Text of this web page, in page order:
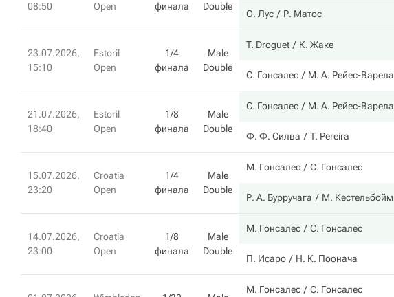
08:50
Open
финала
Double
О. Лус Р. Матос
23.07.2026,
15:10
Estoril
Open
1/4
финала
Male
Double
T. Droguet К. Жаке
С. Гонсалес М. А. Рейес-Варела
21.07.2026,
18:40
Estoril
Open
1/8
финала
Male
Double
С. Гонсалес М. А. Рейес-Варела
Ф. Ф. Силва T. Pereira
15.07.2026,
23:20
Croatia
Open
1/4
финала
Male
Double
М. Гонсалес С. Гонсалес
Р. А. Бурручага М. Кестельбойм
14.07.2026,
23:00
Croatia
Open
1/8
финала
Male
Double
М. Гонсалес С. Гонсалес
П. Исаро Н. К. Поонача
М. Гонсалес С. Гонсалес